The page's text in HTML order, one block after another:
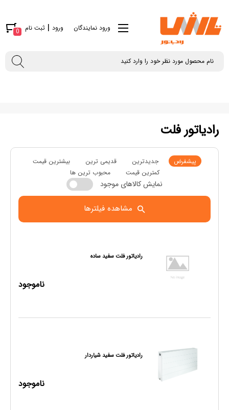
ورود نمایندگان ورود | ثبت نام 0
رادیاتور فلت
پیشفرض جدیدترین قدیمی ترین
بیشترین قیمت
کمترین قیمت
محبوب ترین ها
نمایش کالاهای موجود
مشاهده فیلترها
رادیاتور فلت سفید ساده
ناموجود
رادیاتور فلت سفید شیاردار
ناموجود